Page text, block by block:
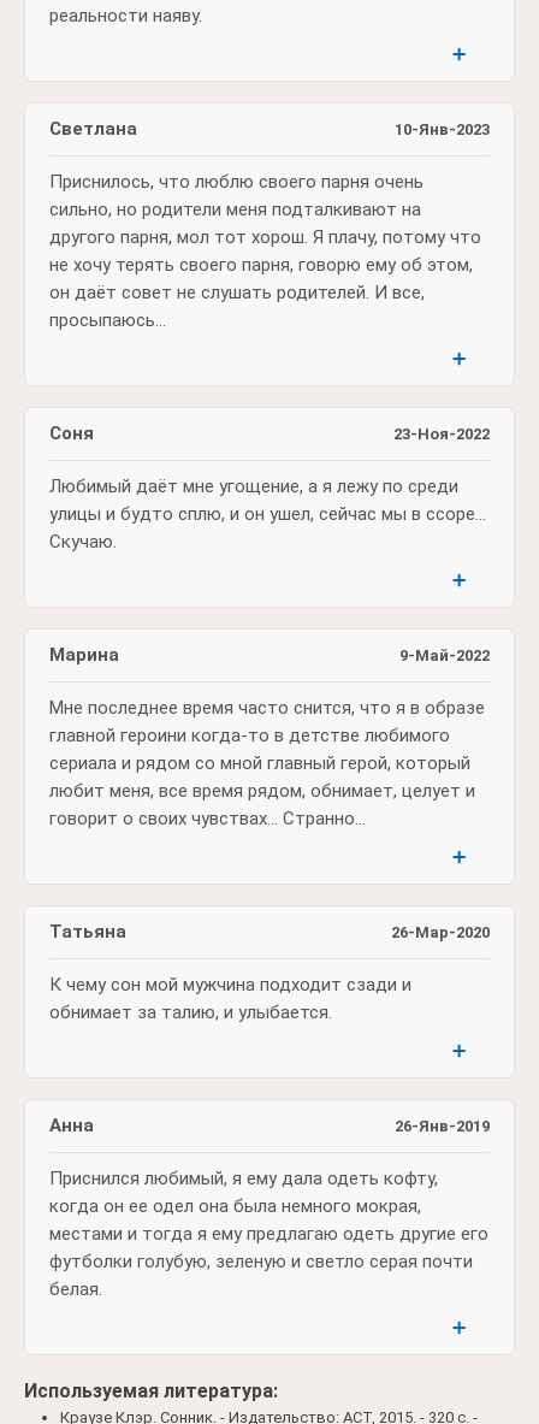
реальности наяву.
➕
10-Янв-2023
Светлана
Приснилось, что люблю своего парня очень
сильно, но родители меня подталкивают на
другого парня, мол тот хорош. Я плачу, потому что
не хочу терять своего парня, говорю ему об этом,
он даёт совет не слушать родителей. И все,
просыпаюсь...
➕
23-Ноя-2022
Соня
Любимый даёт мне угощение, а я лежу по среди
улицы и будто сплю, и он ушел, сейчас мы в ссоре...
Скучаю.
➕
9-Май-2022
Марина
Мне последнее время часто снится, что я в образе
главной героини когда-то в детстве любимого
сериала и рядом со мной главный герой, который
любит меня, все время рядом, обнимает, целует и
говорит о своих чувствах... Странно...
➕
26-Мар-2020
Татьяна
К чему сон мой мужчина подходит сзади и
обнимает за талию, и улыбается.
➕
26-Янв-2019
Анна
Приснился любимый, я ему дала одеть кофту,
когда он ее одел она была немного мокрая,
местами и тогда я ему предлагаю одеть другие его
футболки голубую, зеленую и светло серая почти
белая.
➕
Используемая литература:
Краузе Клэр. Сонник. - Издательство: АСТ, 2015. - 320 c. -